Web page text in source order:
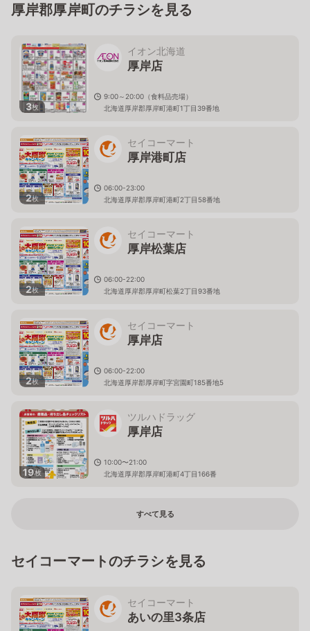
厚岸郡厚岸町のチラシを見る
3枚
イオン北海道
厚岸店
9:00～20:00（食料品売場）
北海道厚岸郡厚岸町港町1丁目39番地
2枚
セイコーマート
厚岸港町店
06:00-23:00
北海道厚岸郡厚岸町港町2丁目58番地
2枚
セイコーマート
厚岸松葉店
06:00-22:00
北海道厚岸郡厚岸町松葉2丁目93番地
2枚
セイコーマート
厚岸店
06:00-22:00
北海道厚岸郡厚岸町字宮園町185番地5
19枚
ツルハドラッグ
厚岸店
10:00〜21:00
北海道厚岸郡厚岸町港町4丁目166番
すべて見る
セイコーマートのチラシを見る
セイコーマート
あいの里3条店